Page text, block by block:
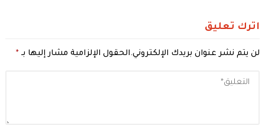
اترك تعليق
لن يتم نشر عنوان بريدك الإلكتروني.الحقول الإلزامية مشار إليها بـ *